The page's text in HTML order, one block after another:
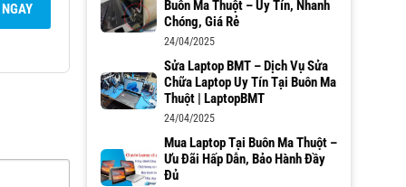
Buôn Ma Thuột – Uy Tín, Nhanh
Chóng, Giá Rẻ
24/04/2025
Sửa Laptop BMT – Dịch Vụ Sửa
Chữa Laptop Uy Tín Tại Buôn Ma
Thuột | LaptopBMT
24/04/2025
Mua Laptop Tại Buôn Ma Thuột –
Ưu Đãi Hấp Dẫn, Bảo Hành Đầy
Đủ